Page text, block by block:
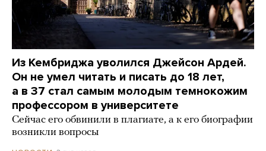
Из Кембриджа уволился Джейсон Ардей.
Он не умел читать и писать до 18 лет,
а в 37 стал самым молодым темнокожим
профессором в университете
Сейчас его обвинили в плагиате, а к его биографии
возникли вопросы